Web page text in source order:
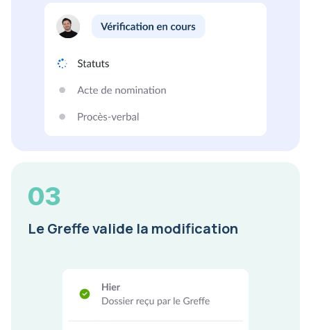
03
Le Greffe valide la modification